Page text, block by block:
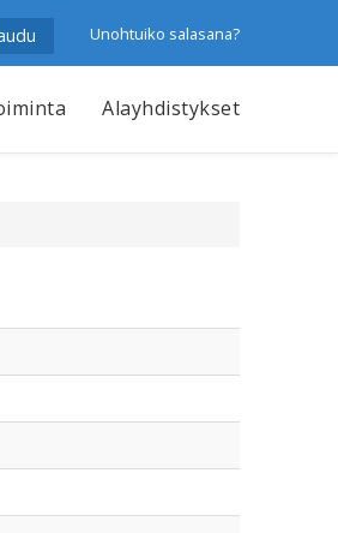
Unohtuiko salasana?
Alayhdistykset